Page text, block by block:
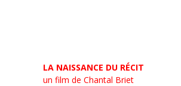
LA NAISSANCE DU RÉCIT
un film de Chantal Briet